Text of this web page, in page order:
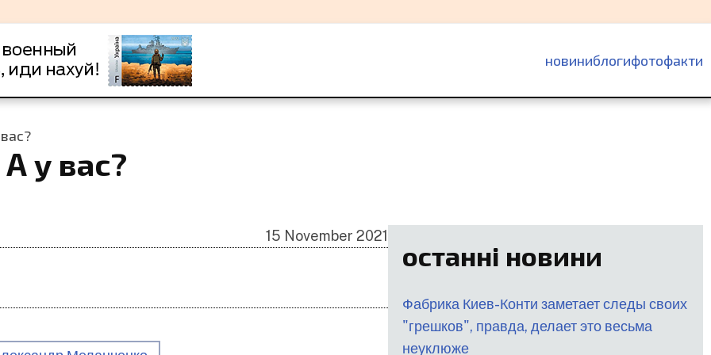
основна
навіґація
новиниблогифотофакти
у вас?
15 November 2021
останні новини
Фабрика Киев-Конти заметает следы своих
"грешков", правда, делает это весьма
неуклюже